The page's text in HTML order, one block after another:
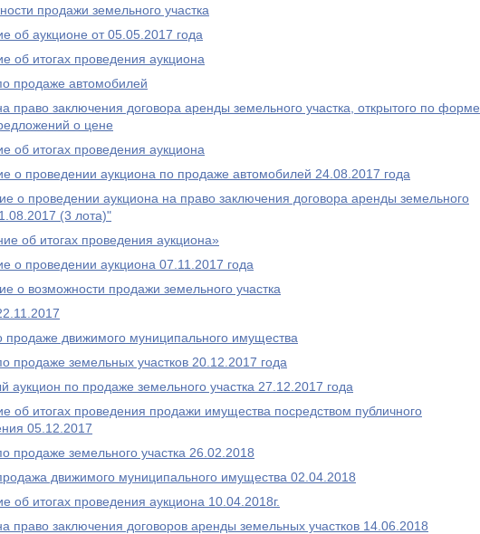
продажи земельного участка
об аукционе от 05.05.2017 года
об итогах проведения аукциона
продаже автомобилей
право заключения договора аренды земельного участка, открытого по форме
о цене
об итогах проведения аукциона
о проведении аукциона по продаже автомобилей 24.08.2017 года
о проведении аукциона на право заключения договора аренды земельного
(3 лота)"
об итогах проведения аукциона»
о проведении аукциона 07.11.2017 года
о возможности продажи земельного участка
продаже движимого муниципального имущества
продаже земельных участков 20.12.2017 года
аукцион по продаже земельного участка 27.12.2017 года
об итогах проведения продажи имущества посредством публичного
05.12.2017
продаже земельного участка 26.02.2018
движимого муниципального имущества 02.04.2018
об итогах проведения аукциона 10.04.2018г.
право заключения договоров аренды земельных участков 14.06.2018